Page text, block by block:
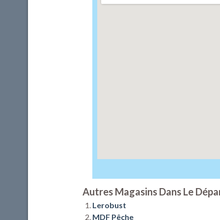
Autres Magasins Dans Le
Lerobust
MDF Pêche